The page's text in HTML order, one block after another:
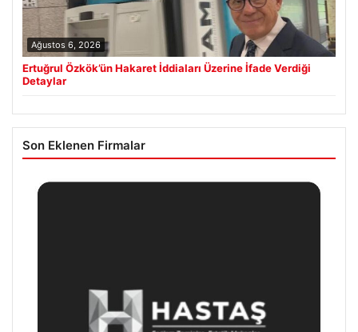
Ağustos 6, 2026
Ertuğrul Özkök’ün Hakaret İddiaları Üzerine İfade Verdiği
Detaylar
Son Eklenen Firmalar